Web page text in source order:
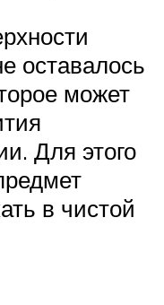
оставалось
может
Для этого
в чистой